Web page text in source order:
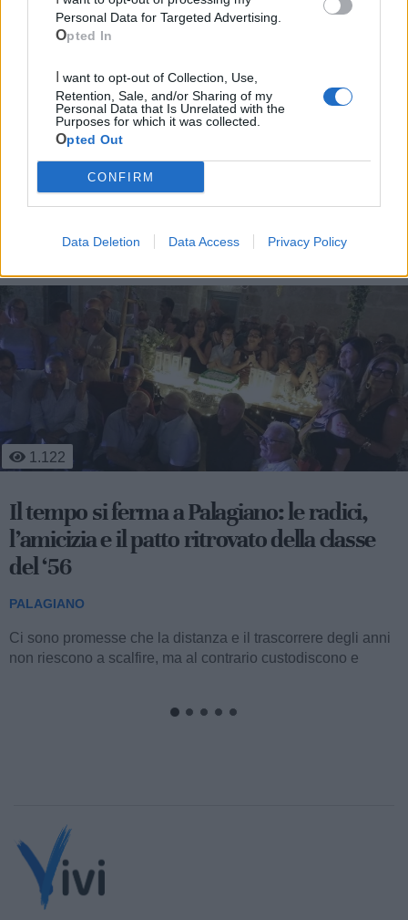
Personal Data for Targeted Advertising.
Opted In
Retention, Sale, and/or Sharing of my
Personal Data that Is Unrelated with the
Purposes for which it was collected.
Opted Out
CONFIRM
Data Deletion Data Access Privacy Policy
Cia Agricoltori Italiani | Puglia - Area Due
Mari
Scopri tutte le notizie, gli eventi e la Web TV di Cia Puglia - Area
Due Mari
Le ultime notizie di Palagiano
1.122
Il tempo si ferma a Palagiano: le radici,
l’amicizia e il patto ritrovato della classe
del ‘56
PALAGIANO
Ci sono promesse che la distanza e il trascorrere degli anni
non riescono a scalfire, ma al contrario custodiscono e